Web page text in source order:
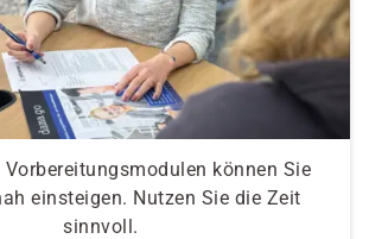
Vorbereitungsmodulen können Sie
einsteigen. Nutzen Sie die Zeit
sinnvoll.